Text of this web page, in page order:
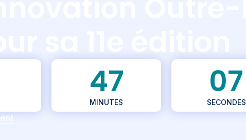
sa 11e édition
47
MINUTES
05
SECONDES